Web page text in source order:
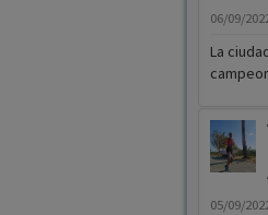
06/09/
La
05/09/